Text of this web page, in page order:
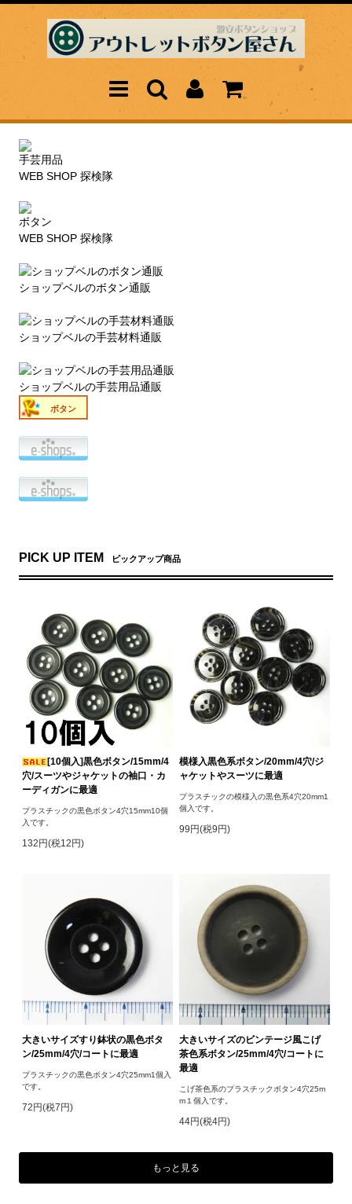
手芸用品
WEB SHOP 探検隊
ボタン
WEB SHOP 探検隊
ショップベルのボタン通販
ショップベルの手芸材料通販
ショップベルの手芸用品通販
ボタン
PICK UP ITEM ピックアップ商品
[10個入]黒色ボタン/15mm/4
穴/スーツやジャケットの袖口・カ
ーディガンに最適
プラスチックの黒色ボタン4穴15mm10個
入です。
132円(税12円)
模様入黒色系ボタン/20mm/4穴/ジ
ャケットやスーツに最適
プラスチックの模様入の黒色系4穴20mm1
個入です。
99円(税9円)
大きいサイズすり鉢状の黒色ボタ
ン/25mm/4穴/コートに最適
プラスチックの黒色ボタン4穴25mm1個入
です。
72円(税7円)
大きいサイズのビンテージ風こげ
茶色系ボタン/25mm/4穴/コートに
最適
こげ茶色系のプラスチックボタン4穴25m
m１個入です。
44円(税4円)
もっと見る